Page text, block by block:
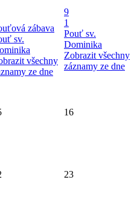
zábava
sv.
všechny
ze dne
9
1
Pouť sv.
Dominika
Zobrazit všechny
záznamy ze dne
16
23